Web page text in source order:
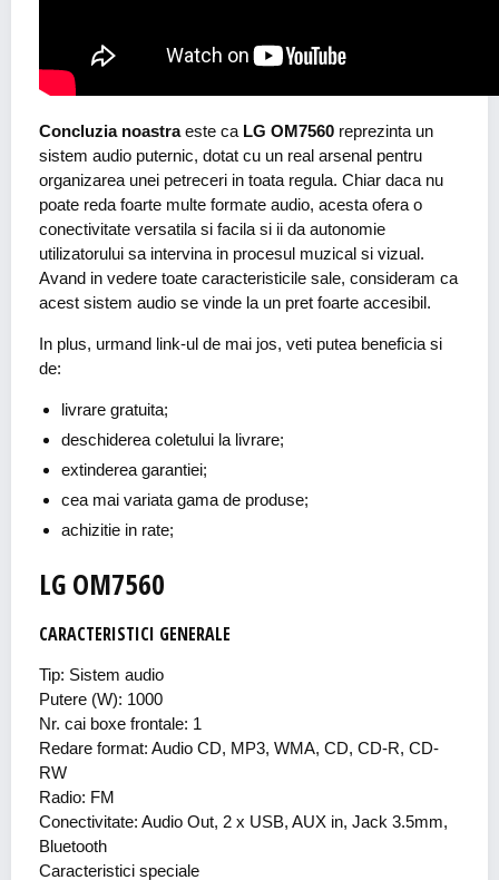
Concluzia noastraeste ca LG OM7560 reprezinta un
sistem audio puternic, dotat cu un real arsenal pentru
organizarea unei petreceri in toata regula. Chiar daca nu
poate reda foarte multe formate audio, acesta ofera o
conectivitate versatila si facila si ii da autonomie
utilizatorului sa intervina in procesul muzical si vizual.
Avand in vedere toate caracteristicile sale, consideram ca
acest sistem audio se vinde la un pret foarte accesibil.
In plus, urmand link-ul de mai jos, veti putea beneficia si
de:
livrare gratuita;
deschiderea coletului la livrare;
extinderea garantiei;
cea mai variata gama de produse;
achizitie in rate;
LG OM7560
CARACTERISTICI GENERALE
Tip: Sistem audio
Putere (W): 1000
Nr. cai boxe frontale: 1
Redare format: Audio CD, MP3, WMA, CD, CD-R, CD-
RW
Radio: FM
Conectivitate: Audio Out, 2 x USB, AUX in, Jack 3.5mm,
Bluetooth
Caracteristici speciale